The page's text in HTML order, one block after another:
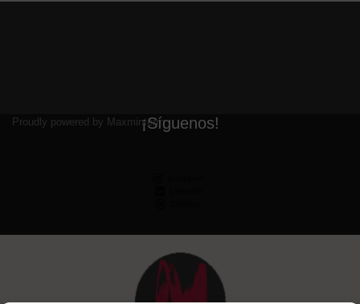
¡Síguenos!
Proudly powered by Maxminterm